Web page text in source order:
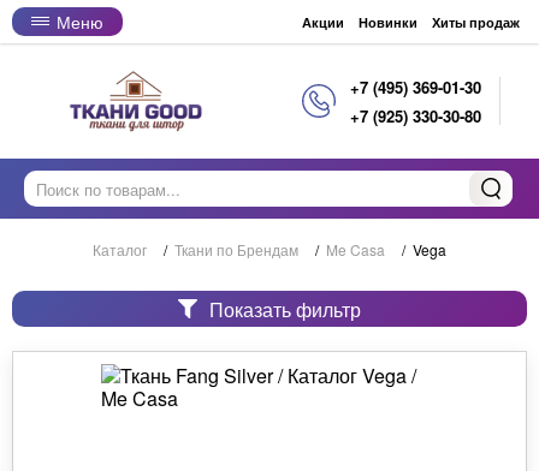
Меню Акции Новинки Хиты продаж
+7 (495) 369-01-30
+7 (925) 330-30-80
Каталог / Ткани по Брендам / Me Casa / Vega
Показать фильтр